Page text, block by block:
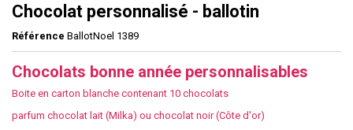
Chocolat personnalisé - ballotin
Référence BallotNoel 1389
Chocolats bonne année personnalisables
Boite en carton blanche contenant 10 chocolats
parfum chocolat lait (Milka) ou chocolat noir (Côte d'or)